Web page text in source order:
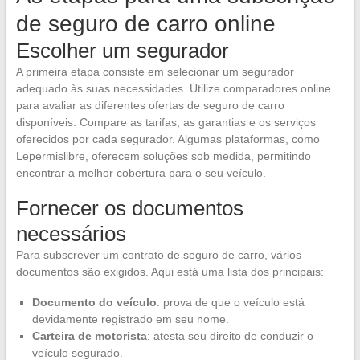
de seguro de carro online
Escolher um segurador
A primeira etapa consiste em selecionar um segurador
adequado às suas necessidades. Utilize comparadores online
para avaliar as diferentes ofertas de seguro de carro
disponíveis. Compare as tarifas, as garantias e os serviços
oferecidos por cada segurador. Algumas plataformas, como
Lepermislibre, oferecem soluções sob medida, permitindo
encontrar a melhor cobertura para o seu veículo.
Fornecer os documentos
necessários
Para subscrever um contrato de seguro de carro, vários
documentos são exigidos. Aqui está uma lista dos principais:
Documento do veículo: prova de que o veículo está
devidamente registrado em seu nome.
Carteira de motorista: atesta seu direito de conduzir o
veículo segurado.